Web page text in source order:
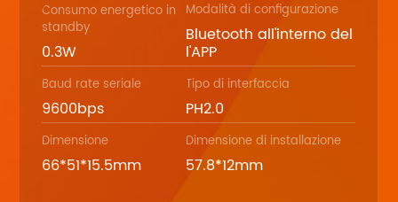
Consumo energetico in
standby
0.3W
Modalità di configurazione
Bluetooth all'interno del
l'APP
Baud rate seriale
9600bps
Tipo di interfaccia
PH2.0
Dimensione
66*51*15.5mm
Dimensione di installazione
57.8*12mm